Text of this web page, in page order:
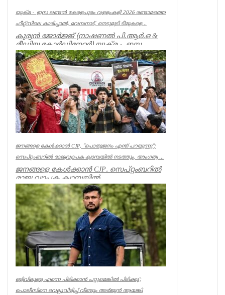
യുക്മ - ഇസ ലണ്ടൻ കേരളപൂരം വളളംകളി 2026 രണ്ടാമത്തെ
ഹീറ്റ്സിലെ കാരിച്ചാൽ, വേമ്പനാട്, നെടുമുടി ടീമുകളെ...
കുര്യൻ ജോർജ്ജ് (നാഷണൽ പി.ആർ.ഒ &
മീഡിയ കോർഡിനേറ്റർ) യുക്മ - ഇസ
ലണ്ടൻ കേരളപൂരം വ...
Associations
ജനങ്ങളെ കേൾക്കാൻ CJP, ”പൊതുജനം എന്ത് പറയുന്നു”;
സെപ്റ്റംബറിൽ രാജ്യവ്യാപക ക്യാമ്പയിൽ നടത്തും, അംഗത്വ ...
ജനങ്ങളെ കേൾക്കാൻ CJP. സെപ്റ്റംബറിൽ
രാജ്യ വ്യാപക ക്യാമ്പയിൽ
നടത്തും.”പൊതുജനം എന്ത് പറയുന്നു” എന്ന
പേ...
India
ഒളിവിലുള്ള എന്നെ പിടിക്കാൻ പറ്റുമെങ്കിൽ പിടിക്കൂ’;
പൊലീസിനെ വെല്ലുവിളിച്ച് വീണ്ടും അർജുൻ ആയങ്കി